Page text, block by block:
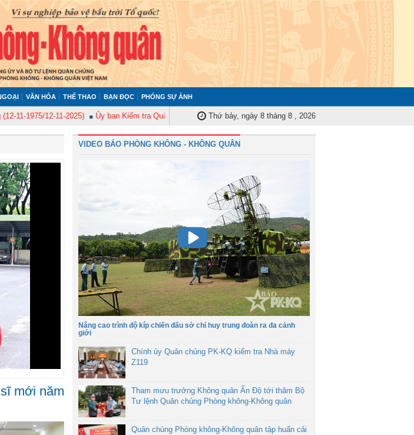
VĂN HÓA THỂ THAO BẠN ĐỌC PHÓNG SỰ ẢNH
12-11-2025) Ủy ban Kiểm tra Quân ủy Trung ương tập huấn nghiệp vụ công tác kiểm tra, giám sát năm 2025
Thứ bảy, ngày 8 tháng 8 , 2026
mới năm
VIDEO BÁO PHÒNG KHÔNG - KHÔNG QUÂN
Nâng cao trình độ kíp chiến đấu sở chỉ huy trung đoàn ra đa cảnh
giới
Chính ủy Quân chủng PK-KQ kiểm tra Nhà máy
Z119
Tham mưu trưởng Không quân Ấn Độ tới thăm Bộ
Tư lệnh Quân chủng Phòng không-Không quân
Quân chủng Phòng không-Không quân tập huấn cải